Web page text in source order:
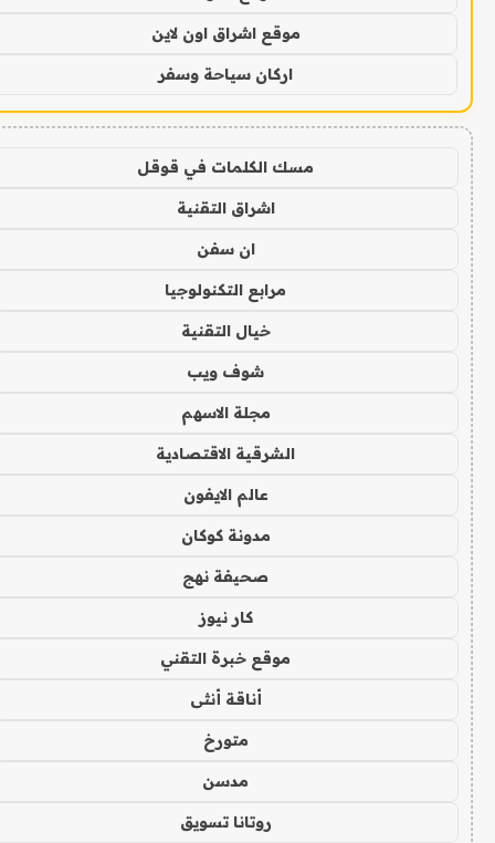
موقع اشراق اون لاين
اركان سياحة وسفر
مسك الكلمات في قوقل
اشراق التقنية
ان سفن
مرابع التكنولوجيا
خيال التقنية
شوف ويب
مجلة الاسهم
الشرقية الاقتصادية
عالم الايفون
مدونة كوكان
صحيفة نهج
كار نيوز
موقع خبرة التقني
أناقة أنثى
متورخ
مدسن
روتانا تسويق